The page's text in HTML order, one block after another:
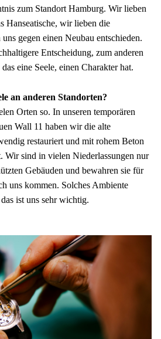
zum Standort Hamburg. Wir lieben
Hanseatische, wir lieben die
gegen einen Neubau entschieden.
Entscheidung, zum anderen
eine Seele, einen Charakter hat.
an anderen Standorten?
Orten so. In unseren temporären
Wall 11 haben wir die alte
restauriert und mit rohem Beton
Wir sind in vielen Niederlassungen nur
Gebäuden und bewahren sie für
uns kommen. Solches Ambiente
ist uns sehr wichtig.